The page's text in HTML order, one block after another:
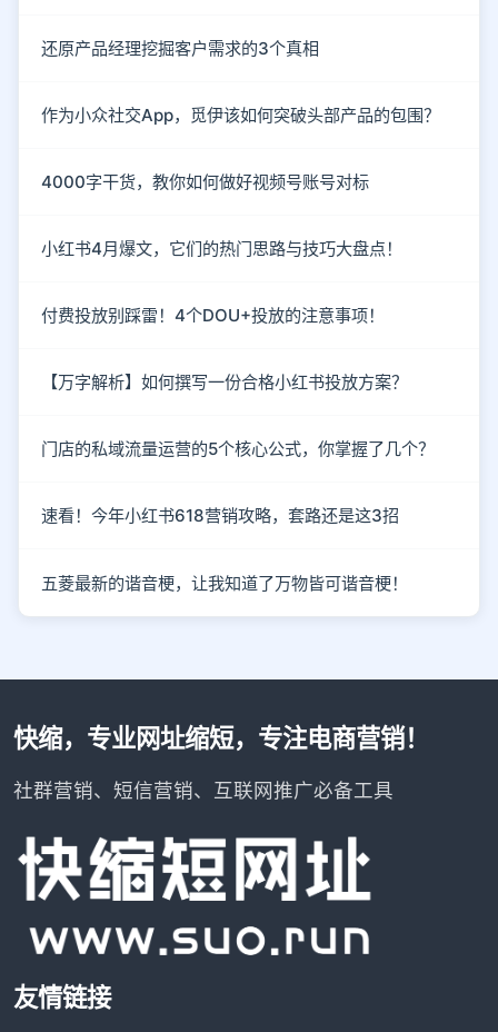
还原产品经理挖掘客户需求的3个真相
作为小众社交App，觅伊该如何突破头部产品的包围？
4000字干货，教你如何做好视频号账号对标
小红书4月爆文，它们的热门思路与技巧大盘点！
付费投放别踩雷！4个DOU+投放的注意事项！
【万字解析】如何撰写一份合格小红书投放方案？
门店的私域流量运营的5个核心公式，你掌握了几个？
速看！今年小红书618营销攻略，套路还是这3招
五菱最新的谐音梗，让我知道了万物皆可谐音梗！
快缩，专业网址缩短，专注电商营销！
社群营销、短信营销、互联网推广必备工具
友情链接